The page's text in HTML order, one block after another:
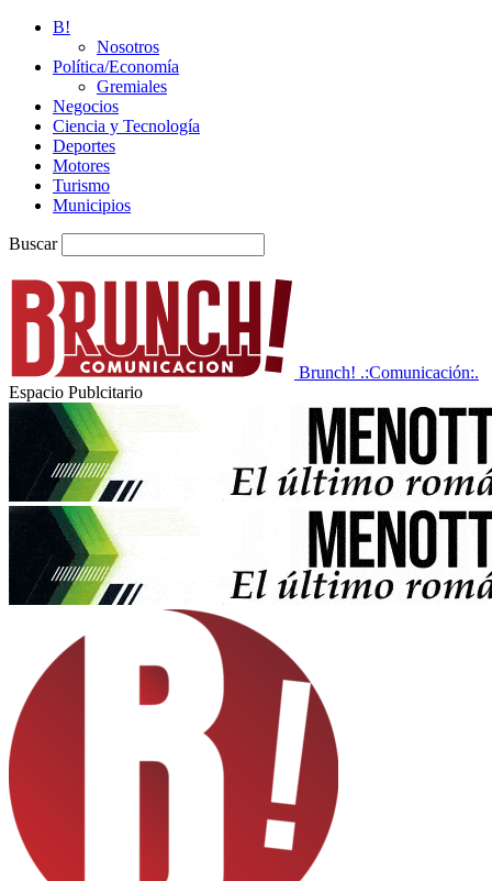
B!
Nosotros
Política/Economía
Gremiales
Negocios
Ciencia y Tecnología
Deportes
Motores
Turismo
Municipios
Buscar
Brunch! .:Comunicación:.
Espacio Publcitario